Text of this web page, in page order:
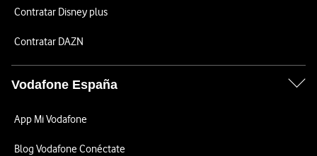
Contratar Disney plus
Contratar DAZN
Vodafone España
App Mi Vodafone
Blog Vodafone Conéctate